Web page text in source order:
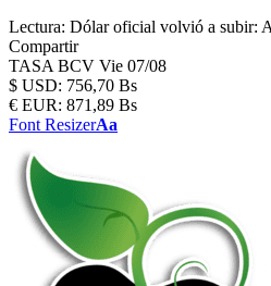
Lectura: Dólar oficial volvió a subir:
Compartir
TASA BCV Vie 07/08
$ USD: 756,70 Bs
€ EUR: 871,89 Bs
Font ResizerAa